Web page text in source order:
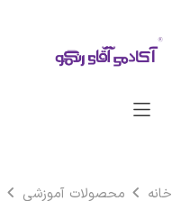
خانه محصولات آموزشی